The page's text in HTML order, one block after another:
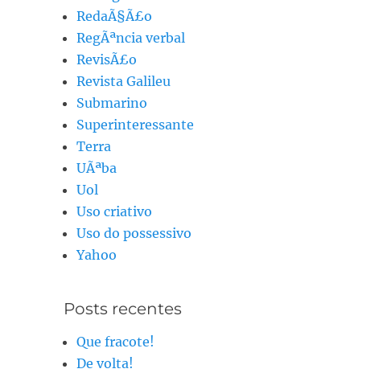
RedaÃ§Ã£o
RegÃªncia verbal
RevisÃ£o
Revista Galileu
Submarino
Superinteressante
Terra
UÃªba
Uol
Uso criativo
Uso do possessivo
Yahoo
Posts recentes
Que fracote!
De volta!